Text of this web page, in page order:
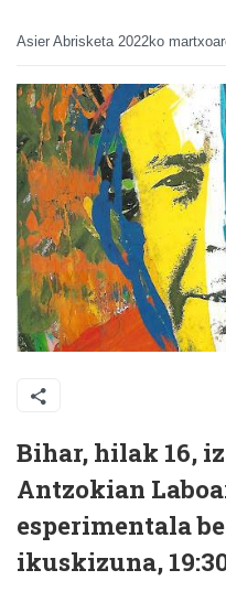
Asier Abrisketa 2022ko
Bihar, hilak 16,
Antzokian
esperimentala
ikuskizuna,